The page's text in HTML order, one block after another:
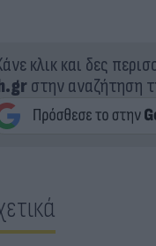
κλικ και δες
στην αναζήτηση